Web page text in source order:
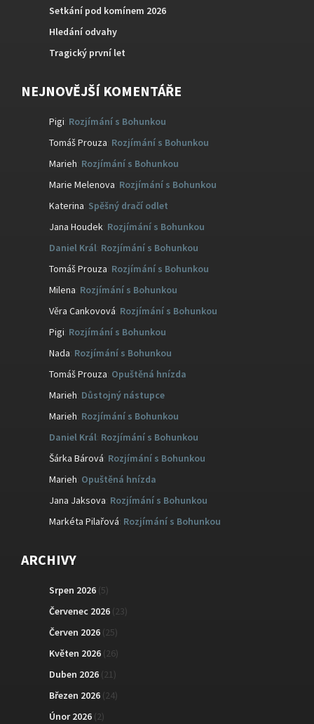
Setkání pod komínem 2026
Hledání odvahy
Tragický první let
NEJNOVĚJŠÍ KOMENTÁŘE
Pigi Rozjímání s Bohunkou
Tomáš Prouza Rozjímání s Bohunkou
Marieh Rozjímání s Bohunkou
Marie Melenova Rozjímání s Bohunkou
Katerina Spěšný dračí odlet
Jana Houdek Rozjímání s Bohunkou
Daniel Král Rozjímání s Bohunkou
Tomáš Prouza Rozjímání s Bohunkou
Milena Rozjímání s Bohunkou
Věra Cankovová Rozjímání s Bohunkou
Pigi Rozjímání s Bohunkou
Nada Rozjímání s Bohunkou
Tomáš Prouza Opuštěná hnízda
Marieh Důstojný nástupce
Marieh Rozjímání s Bohunkou
Daniel Král Rozjímání s Bohunkou
Šárka Bárová Rozjímání s Bohunkou
Marieh Opuštěná hnízda
Jana Jaksova: Rozjímání s Bohunkou
Markéta Pilařová: Rozjímání s Bohunkou
ARCHIVY
Srpen 2026 (5)
Červenec 2026 (23)
Červen 2026 (25)
Květen 2026 (26)
Duben 2026 (21)
Březen 2026 (24)
Únor 2026 (2)